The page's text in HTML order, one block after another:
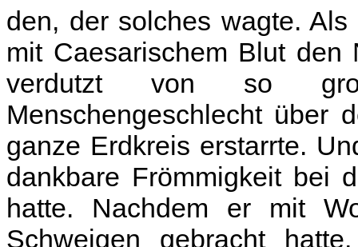
den, der solches wagte.
mit Caesarischem Blut den
verdutzt von so
Menschengeschlecht über
ganze Erdkreis erstarrte.
dankbare Frömmigkeit bei
hatte. Nachdem er mit
Schweigen gebracht